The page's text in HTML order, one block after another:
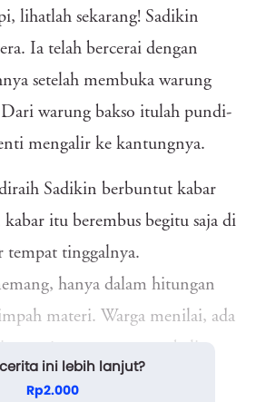
lihatlah sekarang! Sadikin
Ia telah bercerai dengan
setelah membuka warung
warung bakso itulah pundi-
mengalir ke kantungnya.
Sadikin berbuntut kabar
itu berembus begitu saja di
tempat tinggalnya.
hanya dalam hitungan
materi. Warga menilai, ada
panjang antrean pembeli
mungkin warung bakso
ini lebih lanjut?
Rp2.000